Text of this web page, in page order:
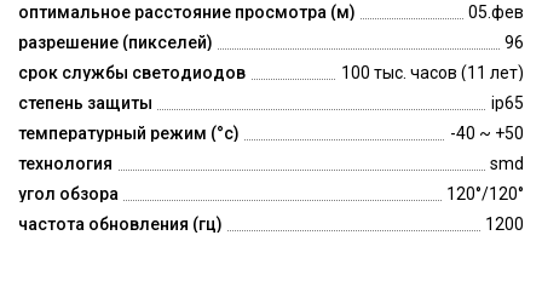
оптимальное расстояние просмотра (м)
05.фев
разрешение (пикселей)
96
срок службы светодиодов
100 тыс. часов (11 лет)
степень защиты
ip65
температурный режим (°c)
-40 ~ +50
технология
smd
угол обзора
120°/120°
частота обновления (гц)
1200